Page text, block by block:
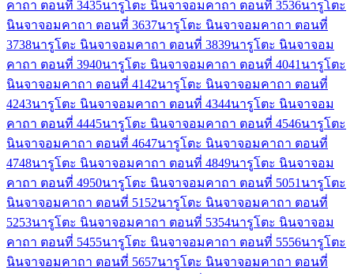
คาถา ตอนที่ 3435นารูโตะ นินจาจอมคาถา ตอนที่ 3536นารูโตะ
นินจาจอมคาถา ตอนที่ 3637นารูโตะ นินจาจอมคาถา ตอนที่
3738นารูโตะ นินจาจอมคาถา ตอนที่ 3839นารูโตะ นินจาจอม
คาถา ตอนที่ 3940นารูโตะ นินจาจอมคาถา ตอนที่ 4041 นารูโตะ
นินจาจอมคาถา ตอนที่ 4142นารูโตะ นินจาจอมคาถา ตอนที่
4243นารูโตะ นินจาจอมคาถา ตอนที่ 4344นารูโตะ นินจาจอม
คาถา ตอนที่ 4445นารูโตะ นินจาจอมคาถา ตอนที่ 4546นารูโตะ
นินจาจอมคาถา ตอนที่ 4647นารูโตะ นินจาจอมคาถา ตอนที่
4748นารูโตะ นินจาจอมคาถา ตอนที่ 4849นารูโตะ นินจาจอม
คาถา ตอนที่ 4950นารูโตะ นินจาจอมคาถา ตอนที่ 5051 นารูโตะ
นินจาจอมคาถา ตอนที่ 51 52นารูโตะ นินจาจอมคาถา ตอนที่
5253นารูโตะ นินจาจอมคาถา ตอนที่ 5354นารูโตะ นินจาจอม
คาถา ตอนที่ 5455นารูโตะ นินจาจอมคาถา ตอนที่ 5556นารูโตะ
นินจาจอมคาถา ตอนที่ 5657นารูโตะ นินจาจอมคาถา ตอนที่